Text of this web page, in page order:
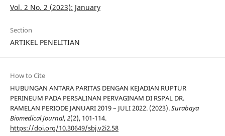
Vol. 2 No. 2 (2023): January
Section
ARTIKEL PENELITIAN
How to Cite
HUBUNGAN ANTARA PARITAS DENGAN KEJADIAN RUPTUR
PERINEUM PADA PERSALINAN PERVAGINAM DI RSPAL DR.
RAMELAN PERIODE JANUARI 2019 – JULI 2022. (2023).Surabaya
Biomedical Journal,2(2), 101-114.
https://doi.org/10.30649/sbj.v2i2.58